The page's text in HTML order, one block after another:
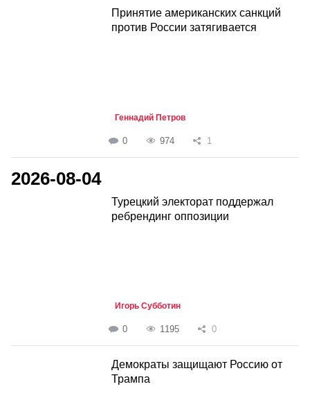
Принятие американских санкций
против России затягивается
Геннадий Петров
0 974 1
2026-08-04
Турецкий электорат поддержал
ребрендинг оппозиции
Игорь Субботин
0 1195 0
Демократы защищают Россию от
Трампа